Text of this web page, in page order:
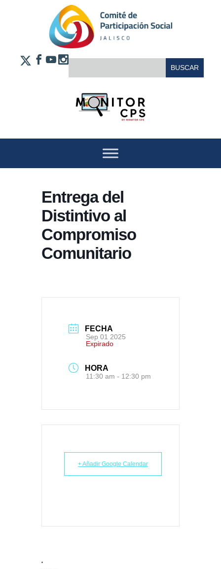
Entrega del
Distintivo al
Compromiso
Comunitario
FECHA
Sep 01 2025
Expirado
HORA
11:30 am - 12:30 pm
+ Añadir Google Calendar